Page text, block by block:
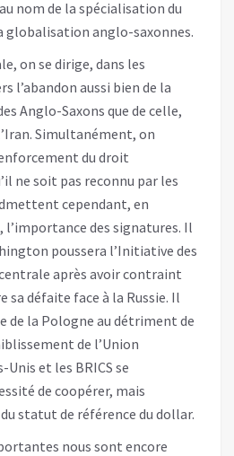
nom de la spécialisation du
globalisation anglo-saxonnes.
on se dirige, dans les
l’abandon aussi bien de la
Anglo-Saxons que de celle,
Simultanément, on
du droit
ne soit pas reconnu par les
cependant, en
des signatures. Il
poussera l’Initiative des
après avoir contraint
sa défaite face à la Russie. Il
de la Pologne au détriment de
de l’Union
et les BRICS se
de coopérer, mais
statut de référence du dollar.
nous sont encore